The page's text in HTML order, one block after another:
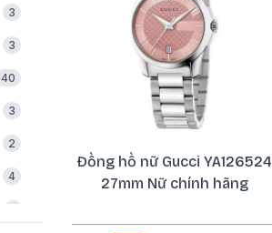
3
3
40
3
2
4
Đồng hồ nữ Gucci YA126524
27mm Nữ chính hãng